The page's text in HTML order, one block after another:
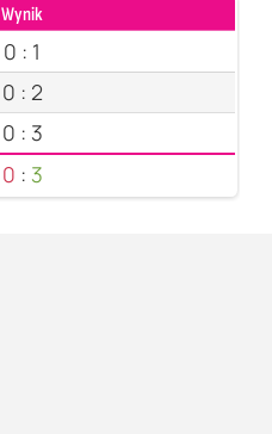
Wynik
0 : 1
0 : 2
0 : 3
0 : 3